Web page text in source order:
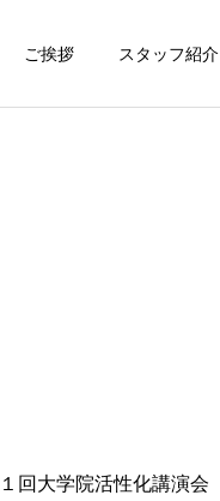
ご挨拶 スタッフ紹介
回大学院活性化講演会